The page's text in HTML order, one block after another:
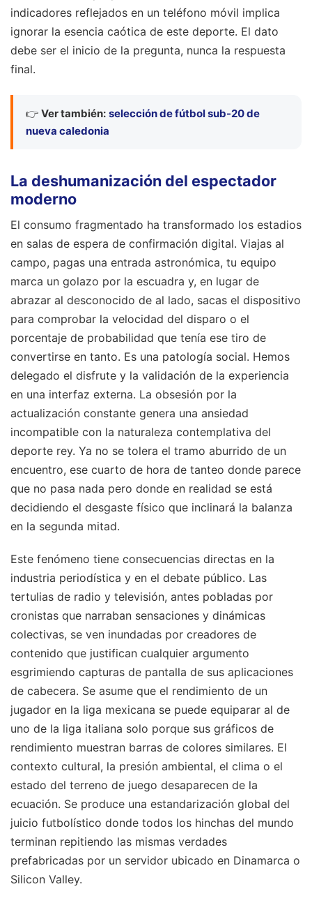
indicadores reflejados en un teléfono móvil implica
ignorar la esencia caótica de este deporte. El dato
debe ser el inicio de la pregunta, nunca la respuesta
final.
👉 Ver también: selección de fútbol sub-20 de
nueva caledonia
La deshumanización del espectador
moderno
El consumo fragmentado ha transformado los estadios
en salas de espera de confirmación digital. Viajas al
campo, pagas una entrada astronómica, tu equipo
marca un golazo por la escuadra y, en lugar de
abrazar al desconocido de al lado, sacas el dispositivo
para comprobar la velocidad del disparo o el
porcentaje de probabilidad que tenía ese tiro de
convertirse en tanto. Es una patología social. Hemos
delegado el disfrute y la validación de la experiencia
en una interfaz externa. La obsesión por la
actualización constante genera una ansiedad
incompatible con la naturaleza contemplativa del
deporte rey. Ya no se tolera el tramo aburrido de un
encuentro, ese cuarto de hora de tanteo donde parece
que no pasa nada pero donde en realidad se está
decidiendo el desgaste físico que inclinará la balanza
en la segunda mitad.
Este fenómeno tiene consecuencias directas en la
industria periodística y en el debate público. Las
tertulias de radio y televisión, antes pobladas por
cronistas que narraban sensaciones y dinámicas
colectivas, se ven inundadas por creadores de
contenido que justifican cualquier argumento
esgrimiendo capturas de pantalla de sus aplicaciones
de cabecera. Se asume que el rendimiento de un
jugador en la liga mexicana se puede equiparar al de
uno de la liga italiana solo porque sus gráficos de
rendimiento muestran barras de colores similares. El
contexto cultural, la presión ambiental, el clima o el
estado del terreno de juego desaparecen de la
ecuación. Se produce una estandarización global del
juicio futbolístico donde todos los hinchas del mundo
terminan repitiendo las mismas verdades
prefabricadas por un servidor ubicado en Dinamarca o
Silicon Valley.